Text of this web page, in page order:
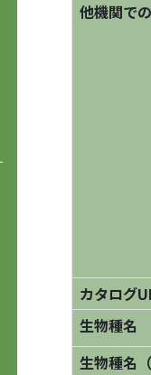
他機関で
カタログ
生物種名
生物種名